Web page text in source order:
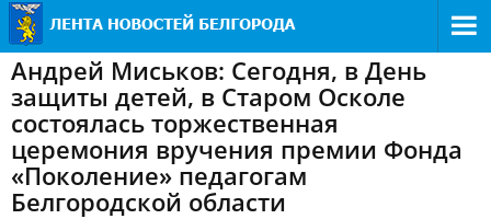
Андрей Миськов: Сегодня, в День
защиты детей, в Старом Осколе
состоялась торжественная
церемония вручения премии Фонда
«Поколение» педагогам
Белгородской области